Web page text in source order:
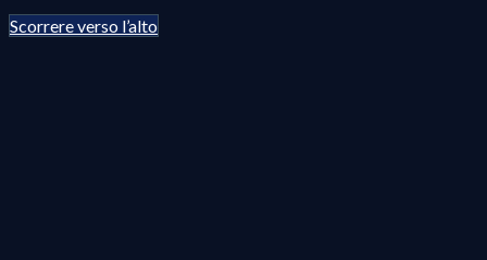
Scorrere verso l’alto